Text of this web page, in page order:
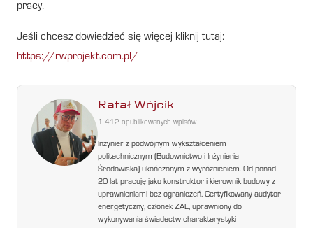
pracy.
Jeśli chcesz dowiedzieć się więcej kliknij tutaj:
https://rwprojekt.com.pl/
Rafał Wójcik
1 412 opublikowanych wpisów
Inżynier z podwójnym wykształceniem
politechnicznym (Budownictwo i Inżynieria
Środowiska) ukończonym z wyróżnieniem. Od ponad
20 lat pracuję jako konstruktor i kierownik budowy z
uprawnieniami bez ograniczeń. Certyfikowany audytor
energetyczny, członek ZAE, uprawniony do
wykonywania świadectw charakterystyki